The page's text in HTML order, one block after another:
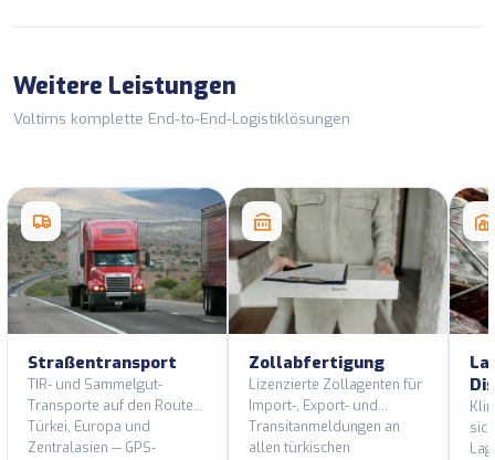
Weitere Leistungen
Voltims komplette End-to-End-Logistiklösungen
Straßentransport
TIR- und Sammelgut-
Transporte auf den Routen
Türkei, Europa und
Zentralasien — GPS-
Zollabfertigung
Lizenzierte Zollagenten für
Import-, Export- und
Transitanmeldungen an
allen türkischen